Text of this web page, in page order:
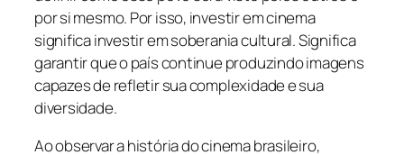
por si mesmo. Por isso, investir em cinema
significa investir em soberania cultural. Significa
garantir que o país continue produzindo imagens
capazes de refletir sua complexidade e sua
diversidade.
Ao observar a história do cinema brasileiro,